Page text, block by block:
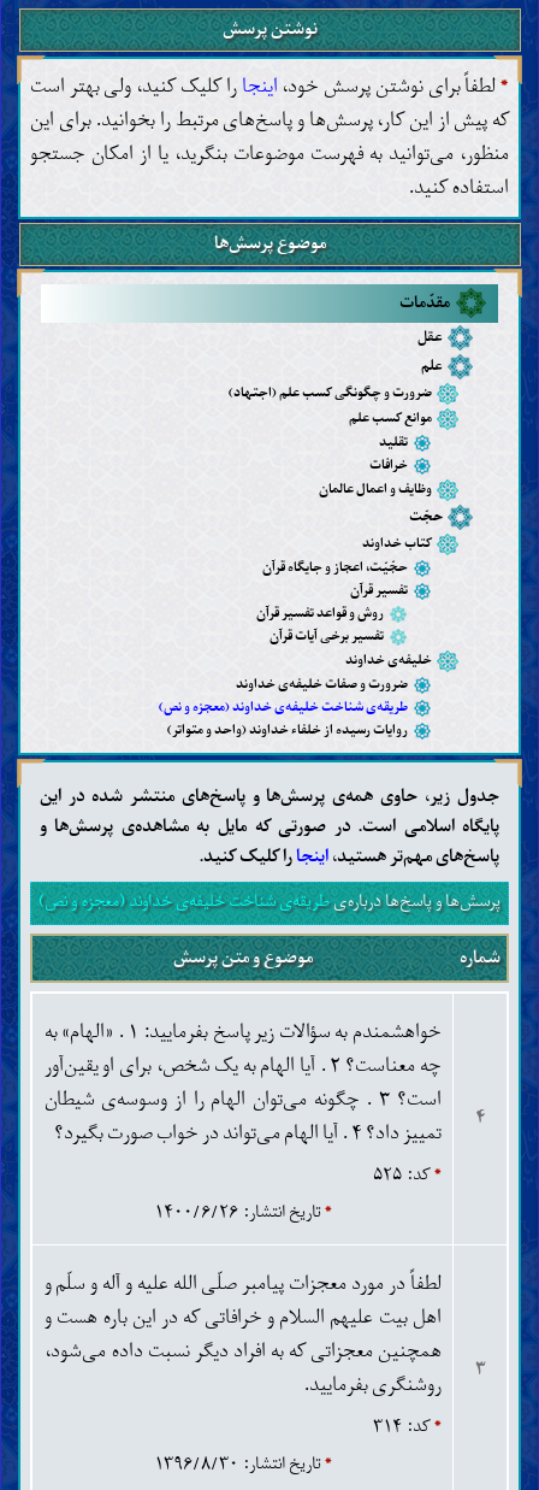
نوشتن پرسش
*لطفاً برای نوشتن پرسش خود، اینجارا کلیک کنید، ولی بهتر است
که پیش از این کار، پرسش‌ها و پاسخ‌های مرتبط را بخوانید. برای این
منظور، می‌توانید به فهرست موضوعات بنگرید، یا از امکان جستجو
استفاده کنید.
موضوع پرسش‌ها
مقدّمات
عقل
علم
ضرورت و چگونگی کسب علم (اجتهاد)
موانع کسب علم
تقلید
خرافات
وظایف و اعمال عالمان
حجّت
کتاب خداوند
حجّیّت، اعجاز و جایگاه قرآن
تفسیر قرآن
روش و قواعد تفسیر قرآن
تفسیر برخی آیات قرآن
خلیفه‌ی خداوند
ضرورت و صفات خلیفه‌ی خداوند
طریقه‌ی شناخت خلیفه‌ی خداوند (معجزه و نص)
روایات رسیده از خلفاء خداوند (واحد و متواتر)
عقاید
شناخت خداوند (وجود، صفات و افعال)
شناخت خلفاء خداوند
پیامبران
پیامبر خاتم
ویژگی‌های پیامبر خاتم
یاران و همسران پیامبر خاتم
عترت و اهل بیت پیامبر خاتم
مهدی
وجود مهدی و ویژگی‌های او
منصور و نهضت زمینه‌سازی برای ظهور مهدی
نشانه‌های ظهور مهدی و فتنه‌های آخر الزّمان
شناخت آخرت
روح، جن و فرشتگان
برزخ، قیامت، بهشت و دوزخ
رجعت، حلول و تناسخ
شناخت ایمان و کفر
اخلاق
مکارم اخلاق
تزکیه و تهذیب نفس
ذکر، دعا، توکّل و توسّل
توبه، استغفار و جبران گذشته
نیکی با پدر و مادر و خویشاوندان
بخشندگی و رسیدگی به نیازمندان
جدول زیر، حاوی همه‌ی پرسش‌ها و پاسخ‌های منتشر شده در این
پایگاه اسلامی است. در صورتی که مایل به مشاهده‌ی پرسش‌ها و
پاسخ‌های مهم‌تر هستید،اینجارا کلیک کنید.
پرسش‌ها و پاسخ‌ها درباره‌یطریقه‌ی شناخت خلیفه‌ی خداوند (معجزه و نص)
شماره
موضوع و متن پرسش
۴
خواهشمندم به سؤالات زیر پاسخ بفرمایید: ۱ . «الهام» به
چه معناست؟ ۲ . آیا الهام به یک شخص، برای او یقین‌آور
است؟ ۳ . چگونه می‌توان الهام را از وسوسه‌ی شیطان
تمییز داد؟ ۴ . آیا الهام می‌تواند در خواب صورت بگیرد؟
*کد: ۵۲۵
*تاریخ انتشار: ۱۴۰۰/۶/۲۶
۳
لطفاً در مورد معجزات پیامبر صلّی الله علیه و آله و سلّم و
اهل بیت علیهم السلام و خرافاتی که در این باره هست و
همچنین معجزاتی که به افراد دیگر نسبت داده می‌شود،
روشنگری بفرمایید.
*کد: ۳۱۴
*تاریخ انتشار: ۱۳۹۶/۸/۳۰